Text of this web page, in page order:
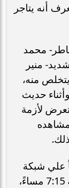
أنه يتاجر
محمد
منير
منه،
حديث
لأزمة
علي شبكة
قناة «cbc» العامة، في تمام الساعة 7:15 مساءً،